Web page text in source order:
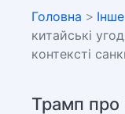
Головна > Інше
китайські
контексті
Трамп про